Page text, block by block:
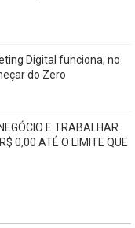
Digital funciona, no
do Zero
E TRABALHAR
0,00 ATÉ O LIMITE QUE